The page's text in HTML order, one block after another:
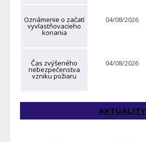
Oznámenie o začatí
vyvlastňovacieho
konania
04/08/2026
Čas zvýšeného
nebezpečenstva
vzniku požiaru
04/08/2026
AKTUALITY